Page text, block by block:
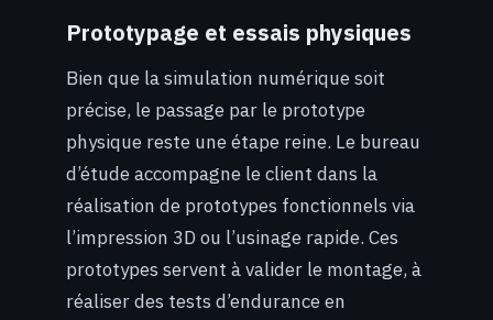
Prototypage et essais physiques
Bien que la simulation numérique soit
précise, le passage par le prototype
physique reste une étape reine. Le bureau
d’étude accompagne le client dans la
réalisation de prototypes fonctionnels via
l’impression 3D ou l’usinage rapide. Ces
prototypes servent à valider le montage, à
réaliser des tests d’endurance en